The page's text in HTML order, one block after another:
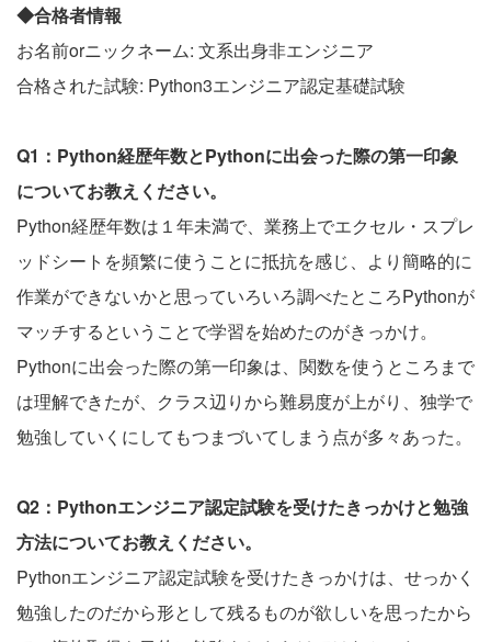
◆合格者情報
お名前orニックネーム: 文系出身非エンジニア
合格された試験: Python3エンジニア認定基礎試験
Q1：Python経歴年数とPythonに出会った際の第一印象
についてお教えください。
Python経歴年数は１年未満で、業務上でエクセル・スプレ
ッドシートを頻繁に使うことに抵抗を感じ、より簡略的に
作業ができないかと思っていろいろ調べたところPythonが
マッチするということで学習を始めたのがきっかけ。
Pythonに出会った際の第一印象は、関数を使うところまで
は理解できたが、クラス辺りから難易度が上がり、独学で
勉強していくにしてもつまづいてしまう点が多々あった。
Q2：Pythonエンジニア認定試験を受けたきっかけと勉強
方法についてお教えください。
Pythonエンジニア認定試験を受けたきっかけは、せっかく
勉強したのだから形として残るものが欲しいを思ったから